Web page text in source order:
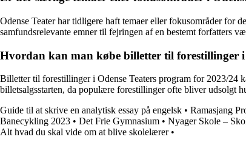
Odense Teater har tidligere haft temaer eller fokusområder for
samfundsrelevante emner til fejringen af en bestemt forfatters
Hvordan kan man købe billetter til forestillinger i
Billetter til forestillinger i Odense Teaters program for 2023/24
billetsalgsstarten, da populære forestillinger ofte bliver udsolgt
Guide til at skrive en analytisk essay på engelsk • Ramasjang
Banecykling 2023 • Det Frie Gymnasium • Nyager Skole –
Alt hvad du skal vide om at blive skolelærer•